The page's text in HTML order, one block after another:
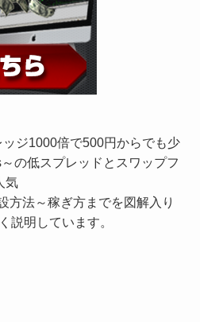
ジ1000倍で500円からでも少
の低スプレッドとスワップフ
気
方法～稼ぎ方までを図解入り
説明しています。